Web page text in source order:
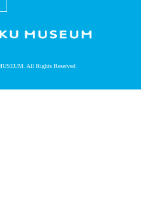
All Rights Reserved.